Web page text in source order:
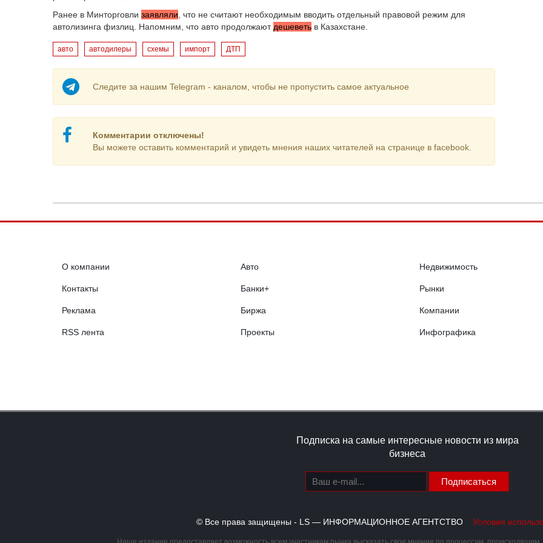
Ранее в Минторговли заявляли , что не считают необходимым вводить отдельный правовой режим для
автолизинга физлиц. Напомним, что авто продолжают дешеветь в Казахстане.
авто автодилеры схемы импорт ДТП
Следите за нашим Telegram - каналом, чтобы не пропустить самое актуальное
Комментарии отключены!
Вы можете оставить комментарий и увидеть мнения наших читателей на странице в facebook.
О компании
Контакты
Реклама
RSS лента
Авто
Банки+
Биржа
Проекты
Недвижимость
Рынки
Компании
Инфографика
Подписка на самые интересные новости из мира
бизнеса
Подписаться
© Все права защищены - LS — ИНФОРМАЦИОННОЕ АГЕНТСТВО Условия